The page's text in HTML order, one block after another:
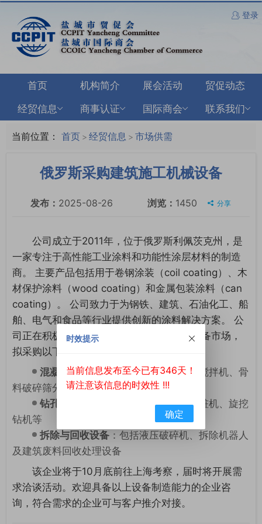
登录
首页 机构简介 展会活动
贸促动态
经贸信息
商事认证 国际商会 联系我们
当前位置： 首页 > 经贸信息 > 市场供需
俄罗斯采购建筑施工机械设备
发布： 2025-08-26 浏览： 1450 分享
公司成立于2011年，位于俄罗斯利佩茨克州，是
一家专注于高性能工业涂料和功能性涂层材料的制造
商。
主要产品包括用于卷钢涂装（coil coating）、木
材保护涂料（wood coating）和金属包装涂料（can
coating）。
公司致力于为钢铁、建筑、石油化工、船
舶、电气和食品等行业提供创新的涂料解决方案。
公
司正在积极拓展业务，计划进入建筑施工设备市场，
拟采购以下设备：
混凝土及骨料处理设备：包括混凝土搅拌机、骨
料破碎筛分设备
钻孔与打桩设备
：包括液压钻机、打桩机、旋挖
钻机等
拆除与回收设备 ：包括液压破碎机、拆除机器人
及建筑废料回收处理设备
该企业将于10月底前往上海考察，届时将开展需
求洽谈活动。欢迎具备以上设备制造能力的企业咨
询，符合需求的企业可与客户推介对接。
时效提示
当前信息发布至今已有346天！
请注意该信息的时效性 !!!
确定